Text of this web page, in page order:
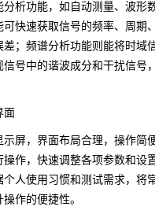
分析功能，如自动测量、波形
快速获取信号的频率、周期
差；频谱分析功能则能将时域
信号中的谐波成分和干扰信号
面
示屏，界面布局合理，操作简
作，快速调整各项参数和设
个人使用习惯和测试需求，将
作的便捷性。